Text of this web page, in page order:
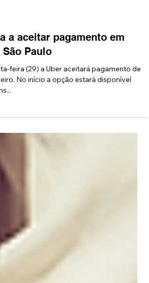
a aceitar pagamento em